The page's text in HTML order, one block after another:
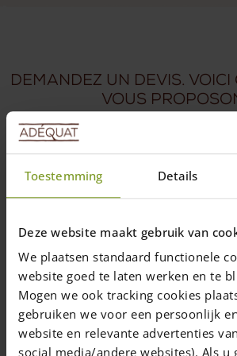
Toestemming Details
Deze website maakt gebruik van
We plaatsen standaard functionele
website goed te laten werken en te
Mogen we ook tracking cookies
gebruiken we voor een persoonlijk
website en relevante advertenties
social media/andere websites). Als u
Demandez un devis.
vous
Nos devis sont toujours réalisés de
C’est pour nous très important de faire
l’étape du devis.
1
Etude de votre demande par
Un spécialiste examinera votre demande
vous contactera. Nous établirons votre
souhaits et vos